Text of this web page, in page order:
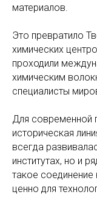
материалов.
Это превратило
химических
проходили
химическим
специалисты
Для современной
историческая
всегда
институтах, но и
такое соединение
ценно для